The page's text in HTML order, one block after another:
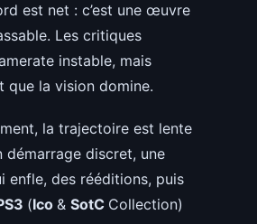
est net : c’est une œuvre
Les critiques
instable, mais
que la vision domine.
la trajectoire est lente
démarrage discret, une
enfle, des rééditions, puis
(Ico & SotC Collection)